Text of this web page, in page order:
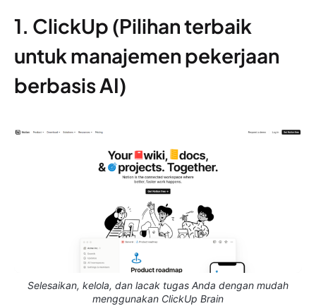
1. ClickUp (Pilihan terbaik
untuk manajemen pekerjaan
berbasis AI)
Selesaikan, kelola, dan lacak tugas Anda dengan mudah
menggunakan ClickUp Brain